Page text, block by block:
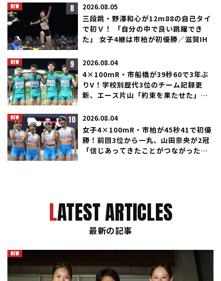
8 2026.08.05
三段跳・野澤和心が12m88の自己タイ
で初Ｖ！ 「自分の中で良い跳躍でき
た」 女子4継は市柏が初優勝／滋賀IH
9 2026.08.04
4×100mR・市船橋が39秒60で3年ぶ
りV！学校別歴代3位のチーム記録更
新、エース片山「約束を果たせた」／
10 2026.08.04
女子4×100mR・市柏が45秒41で初優
勝！前回3位から一丸、山田奈央が2冠
「信じあってきたことがつながった」
LATEST ARTICLES
最新の記事